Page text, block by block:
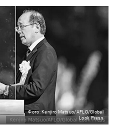
Фото: Kenjiro Matsuo/AFLO/Global
Look Press